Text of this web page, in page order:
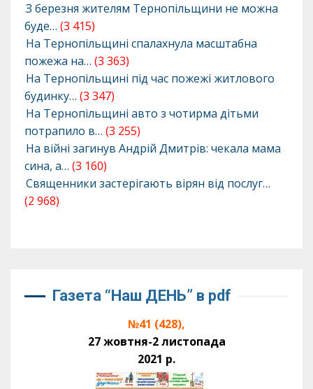
З березня жителям Тернопільщини не можна
буде… (3 415)
На Тернопільщині спалахнула масштабна
пожежа на… (3 363)
На Тернопільщині під час пожежі житлового
будинку… (3 347)
На Тернопільщині авто з чотирма дітьми
потрапило в… (3 255)
На війні загинув Андрій Дмитрів: чекала мама
сина, а… (3 160)
Священники застерігають вірян від послуг…
(2 968)
Газета “Наш ДЕНЬ” в pdf
№41 (428),
27 жовтня-2 листопада
2021 р.